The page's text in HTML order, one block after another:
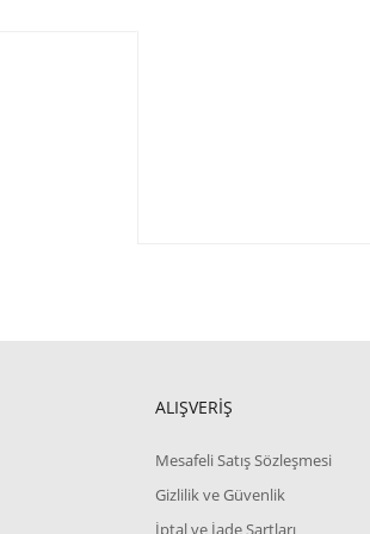
ALIŞVERİŞ
Mesafeli Satış Sözleşmesi
Gizlilik ve Güvenlik
İptal ve İade Şartları